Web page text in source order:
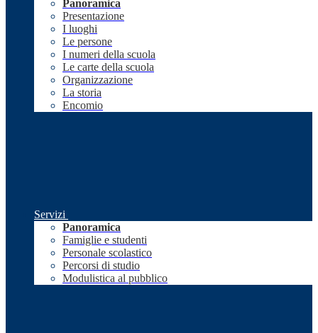
Panoramica
Presentazione
I luoghi
Le persone
I numeri della scuola
Le carte della scuola
Organizzazione
La storia
Encomio
Servizi
Panoramica
Famiglie e studenti
Personale scolastico
Percorsi di studio
Modulistica al pubblico